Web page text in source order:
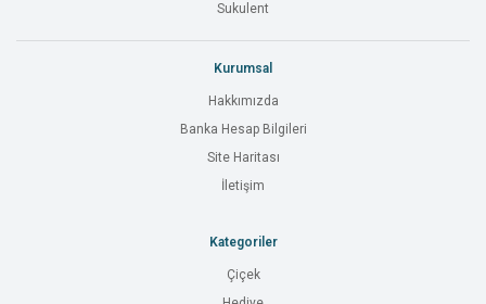
Sukulent
Kurumsal
Hakkımızda
Banka Hesap Bilgileri
Site Haritası
İletişim
Kategoriler
Çiçek